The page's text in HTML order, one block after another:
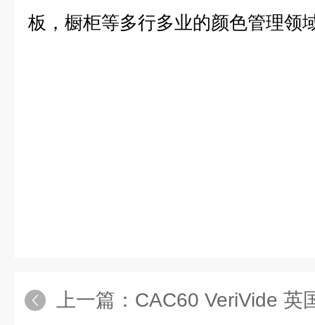
板，橱柜等多行多业的颜色管理领
上一篇： CAC60 VeriVide 英